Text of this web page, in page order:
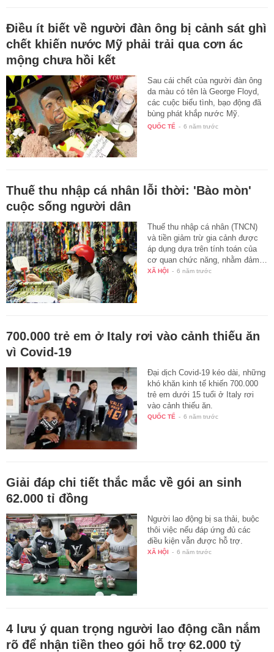
Điều ít biết về người đàn ông bị cảnh sát ghì
chết khiến nước Mỹ phải trải qua cơn ác
mộng chưa hồi kết
Sau cái chết của người đàn ông
da màu có tên là George Floyd,
các cuộc biểu tình, bạo động đã
bùng phát khắp nước Mỹ.
Theo…
QUỐC TẾ - 6 năm trước
Thuế thu nhập cá nhân lỗi thời: 'Bào mòn'
cuộc sống người dân
Thuế thu nhập cá nhân (TNCN)
và tiền giảm trừ gia cảnh được
áp dụng dựa trên tính toán của
cơ quan chức năng, nhằm đảm…
XÃ HỘI - 6 năm trước
700.000 trẻ em ở Italy rơi vào cảnh thiếu ăn
vì Covid-19
Đại dịch Covid-19 kéo dài, những
khó khăn kinh tế khiến 700.000
trẻ em dưới 15 tuổi ở Italy rơi
vào cảnh thiếu ăn.
QUỐC TẾ - 6 năm trước
Giải đáp chi tiết thắc mắc về gói an sinh
62.000 tỉ đồng
Người lao động bị sa thải, buộc
thôi việc nếu đáp ứng đủ các
điều kiện vẫn được hỗ trợ.
XÃ HỘI - 6 năm trước
4 lưu ý quan trọng người lao động cần nắm
rõ để nhận tiền theo gói hỗ trợ 62.000 tỷ